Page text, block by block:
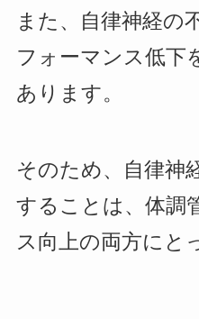
また、自律神経の
フォーマンス低下
あります。
そのため、自律神
することは、体調
ス向上の両方にと